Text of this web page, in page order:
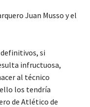
Juan Musso y el
si
infructuosa,
al técnico
los tendría
de Atlético de